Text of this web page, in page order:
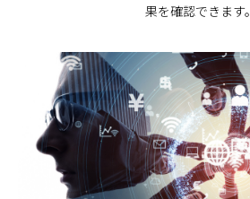
果を確認できます。